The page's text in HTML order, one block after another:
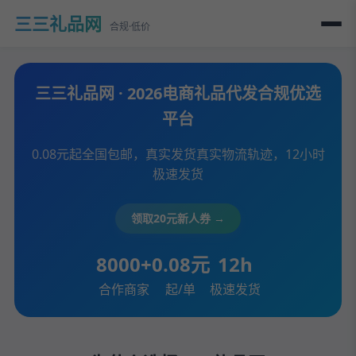
三三礼品网 合规·低价
三三礼品网 · 2026电商礼品代发合规优选
平台
0.08元起全国包邮，真实发货真实物流轨迹，12小时
极速发货
领取20元新人券 →
8000+
合作商家
0.08元
起/单
12h
极速发货